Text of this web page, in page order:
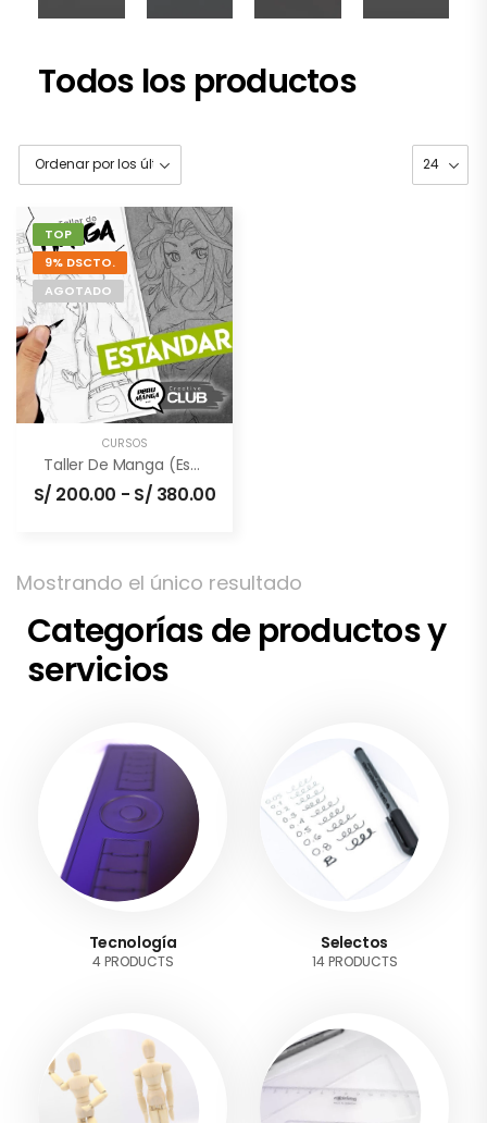
Todos los productos
TOP
9% DSCTO.
AGOTADO
CURSOS
Taller De Manga (Estándar) – 2 Meses
S/ 200.00 - S/ 380.00
Mostrando el único resultado
Categorías de productos y
servicios
Tecnología
4 PRODUCTS
Selectos
14 PRODUCTS